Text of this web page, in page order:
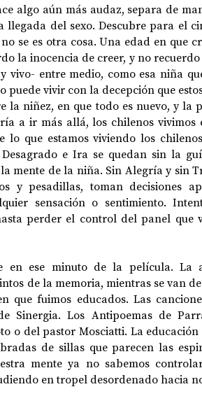
algo aún más audaz, separa de
del sexo. Descubre para el
se es otra cosa. Una edad en que
la inocencia de creer, y no
vivo- entre medio, como esa niña
puede vivir con la decepción que
la niñez, en que todo es nuevo, y la
a ir más allá, los chilenos vivimos
lo que estamos viviendo los
Desagrado e Ira se quedan sin la
mente de la niña. Sin Alegría y sin
y pesadillas, toman decisiones
sensación o sentimiento.
perder el control del panel que
en ese minuto de la película.
de la memoria, mientras se van
que fuimos educados. Las
Sinergia. Los Antipoemas de
o del pastor Mosciatti. La
de sillas que parecen las
mente ya no sabemos
en tropel desordenado hacia